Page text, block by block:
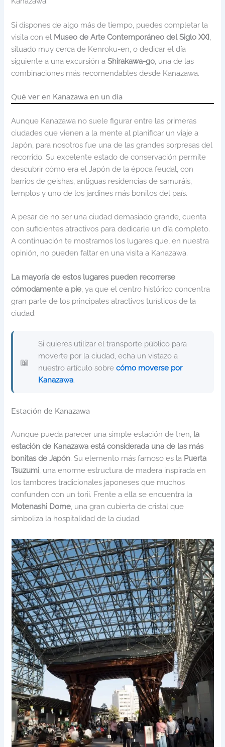
Si dispones de algo más de tiempo, puedes completar la
visita con el Museo de Arte Contemporáneo del Siglo XXI
situado muy cerca de Kenroku-en, o dedicar el día
siguiente a una excursión aShirakawa-go , una de las
combinaciones más recomendables desde Kanazawa.
Qué ver en Kanazawa en un día
Aunque Kanazawa no suele figurar entre las primeras
ciudades que vienen a la mente al planificar un viaje a
Japón, para nosotros fue una de las grandes sorpresas del
recorrido. Su excelente estado de conservación permite
descubrir cómo era el Japón de la época feudal, con
barrios de geishas, antiguas residencias de samuráis,
templos y uno de los jardines más bonitos del país.
A pesar de no ser una ciudad demasiado grande, cuenta
con suficientes atractivos para dedicarle un día completo.
A continuación te mostramos los lugares que, en nuestra
opinión, no pueden faltar en una visita a Kanazawa.
La mayoría de estos lugares pueden recorrerse
cómodamente a pie , ya que el centro histórico concentra
gran parte de los principales atractivos turísticos de la
ciudad.
Si quieres utilizar el transporte público para
moverte por la ciudad, echa un vistazo a
nuestro artículo sobrecómo moverse por
Kanazawa.
Estación de Kanazawa
Aunque pueda parecer una simple estación de tren, la
estación de Kanazawa está considerada una de las más
bonitas de Japón. Su elemento más famoso es la Puerta
Tsuzumi , una enorme estructura de madera inspirada en
los tambores tradicionales japoneses que muchos
confunden con un torii. Frente a ella se encuentra la
Motenashi Dome , una gran cubierta de cristal que
simboliza la hospitalidad de la ciudad.